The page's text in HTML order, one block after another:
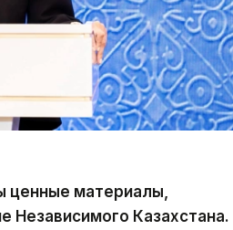
материалы,
Независимого Казахстана.